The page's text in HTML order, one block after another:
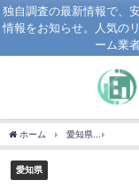
独自調査の最新情報で、
情報をお知らせ。人気の
ーム業
ホーム 愛知県
愛知県